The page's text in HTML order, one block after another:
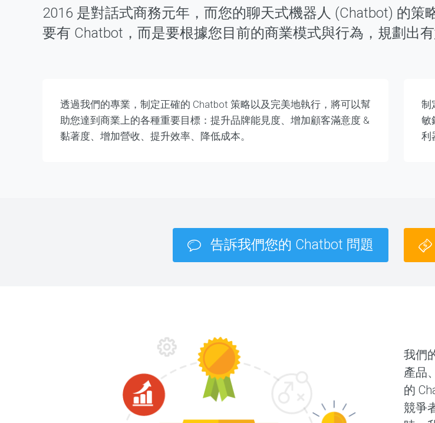
2016 是對話式商務元年，而您的聊天式機器人 (Chatbot) 的
要有 Chatbot，而是要根據您目前的商業模式與行為，規劃出有
透過我們的專業，制定正確的 Chatbot 策略以及完美地執行，將可以幫
助您達到商業上的各種重要目標：提升品牌能見度、增加顧客滿意度 &
黏著度、增加營收、提升效率、降低成本。
制
敏
利
告訴我們您的 Chatbot 問題
我們
產品
的
競爭